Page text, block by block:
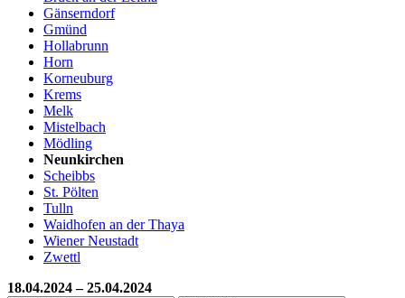
Gänserndorf
Gmünd
Hollabrunn
Horn
Korneuburg
Krems
Melk
Mistelbach
Mödling
Neunkirchen
Scheibbs
St. Pölten
Tulln
Waidhofen an der Thaya
Wiener Neustadt
Zwettl
18.04.2024 – 25.04.2024